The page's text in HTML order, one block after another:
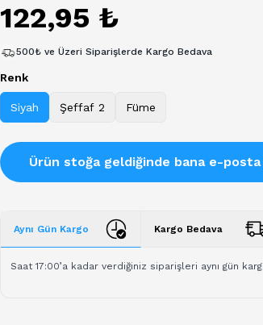
122,95 ₺
500₺ ve Üzeri Siparişlerde Kargo Bedava
Renk
Siyah Şeffaf 2 Füme
Ürün stoğa geldiğinde bana e-
Aynı Gün Kargo Kargo Bedava
Saat 17:00’a kadar verdiğiniz siparişleri aynı gün